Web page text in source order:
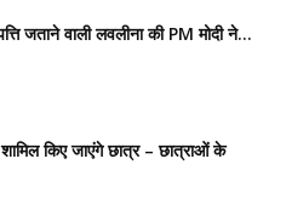
जताने वाली लवलीना की PM मोदी ने...
शामिल किए जाएंगे छात्र – छात्राओं के